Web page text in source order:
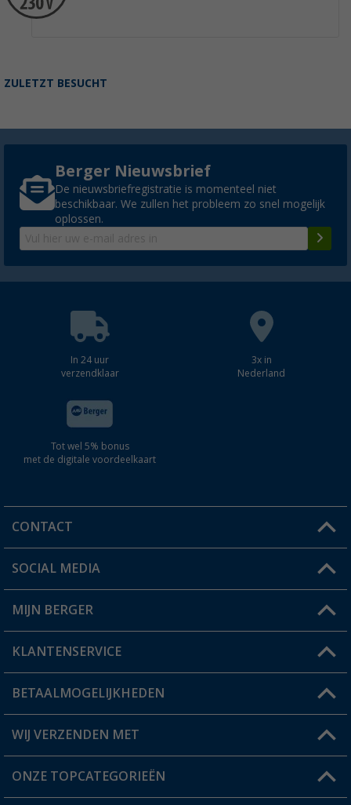
ZULETZT BESUCHT
Berger Nieuwsbrief
De nieuwsbriefregistratie is momenteel niet
beschikbaar. We zullen het probleem zo snel mogelijk
oplossen.
In 24 uur
verzendklaar
3x in
Nederland
Tot wel 5% bonus
met de digitale voordeelkaart
CONTACT
Een vraag?
Winkel vinden
SOCIAL MEDIA
MIJN BERGER
Mijn account
Status bestelling
Verlanglijstje
KLANTENSERVICE
FAQ & Contact
Verzendinformatie
Catalogus
BETAALMOGELIJKHEDEN
WIJ VERZENDEN MET
ONZE TOPCATEGORIEËN